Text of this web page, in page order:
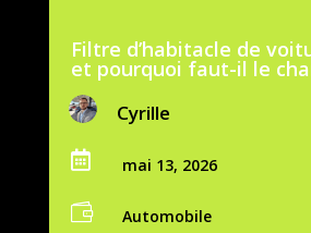
Filtre d’habitacle de
et pourquoi faut-il le
Cyrille
 mai 13, 2026
 Automobile